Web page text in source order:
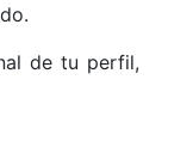
de tu perfil,